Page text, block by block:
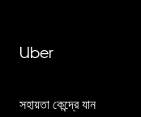
Uber
সহায়তা কেন্দ্রে যান